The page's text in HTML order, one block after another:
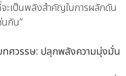
ะเป็นพลังสำคัญในการผลักดัน
นกัน”
วรรษ: ปลุกพลังความมุ่งมั่น